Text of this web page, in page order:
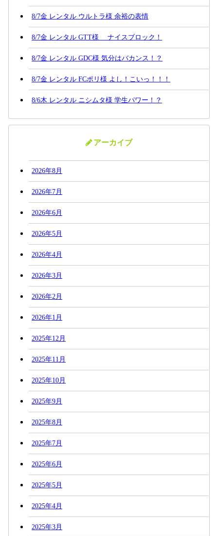
8/7金 レンタル ウルトラ様 余裕の表情
8/7金 レンタル GTT様 ナイスブロック！
8/7金 レンタル GDC様 気分はバカンス！？
8/7金 レンタル FCポリ様 よし！こいっ！！！
8/6木 レンタル ニシムタ様 学生パワー！？
アーカイブ
2026年8月
2026年7月
2026年6月
2026年5月
2026年4月
2026年3月
2026年2月
2026年1月
2025年12月
2025年11月
2025年10月
2025年9月
2025年8月
2025年7月
2025年6月
2025年5月
2025年4月
2025年3月